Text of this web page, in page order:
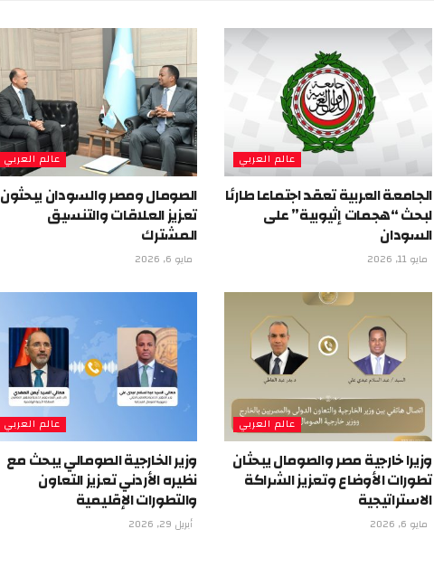
عالم العربي
الجامعة العربية تعقد اجتماعا طارئا
لبحث “هجمات إثيوبية” على
السودان
مايو 11, 2026
عالم العربي
الصومال ومصر والسودان يبحثون
تعزيز العلاقات والتنسيق
المشترك
مايو 6, 2026
عالم العربي
وزيرا خارجية مصر والصومال يبحثان
تطورات الأوضاع وتعزيز الشراكة
الاستراتيجية
مايو 6, 2026
عالم العربي
وزير الخارجية الصومالي يبحث مع
نظيره الأردني تعزيز التعاون
والتطورات الإقليمية
أبريل 29, 2026